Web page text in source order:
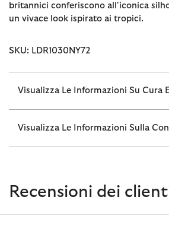
britannici conferiscono all'iconica
un vivace look ispirato ai tropici.
SKU: LDR1030NY72
Visualizza Le Informazioni Su Cura
Visualizza Le Informazioni Sulla
Recensioni dei